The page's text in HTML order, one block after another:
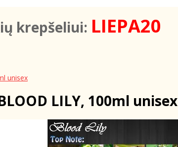
krepšeliui: LIEPA20
unisex
LILY, 100ml unisex